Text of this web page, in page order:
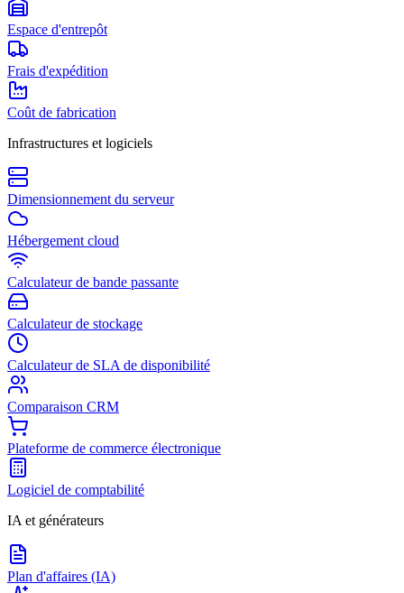
Espace d'entrepôt
Frais d'expédition
Coût de fabrication
Infrastructures et logiciels
Dimensionnement du serveur
Hébergement cloud
Calculateur de bande passante
Calculateur de stockage
Calculateur de SLA de disponibilité
Comparaison CRM
Plateforme de commerce électronique
Logiciel de comptabilité
IA et générateurs
Plan d'affaires (IA)